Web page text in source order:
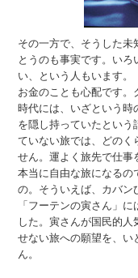
その一方で、そうした未
とうのも事実です。い
い、という人もいます。
お金のことも心配です。
時代には、いざという
を隠し持っていたという
ていない旅では、どのく
せん。運よく旅先で仕事
本当に自由な旅になるの
の。そういえば、カバン
「フーテンの寅さん」
した。寅さんが国民的
せない旅への願望を、い
ん。